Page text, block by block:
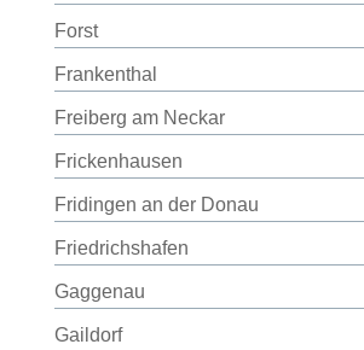
Forst
Frankenthal
Freiberg am Neckar
Frickenhausen
Fridingen an der Donau
Friedrichshafen
Gaggenau
Gaildorf